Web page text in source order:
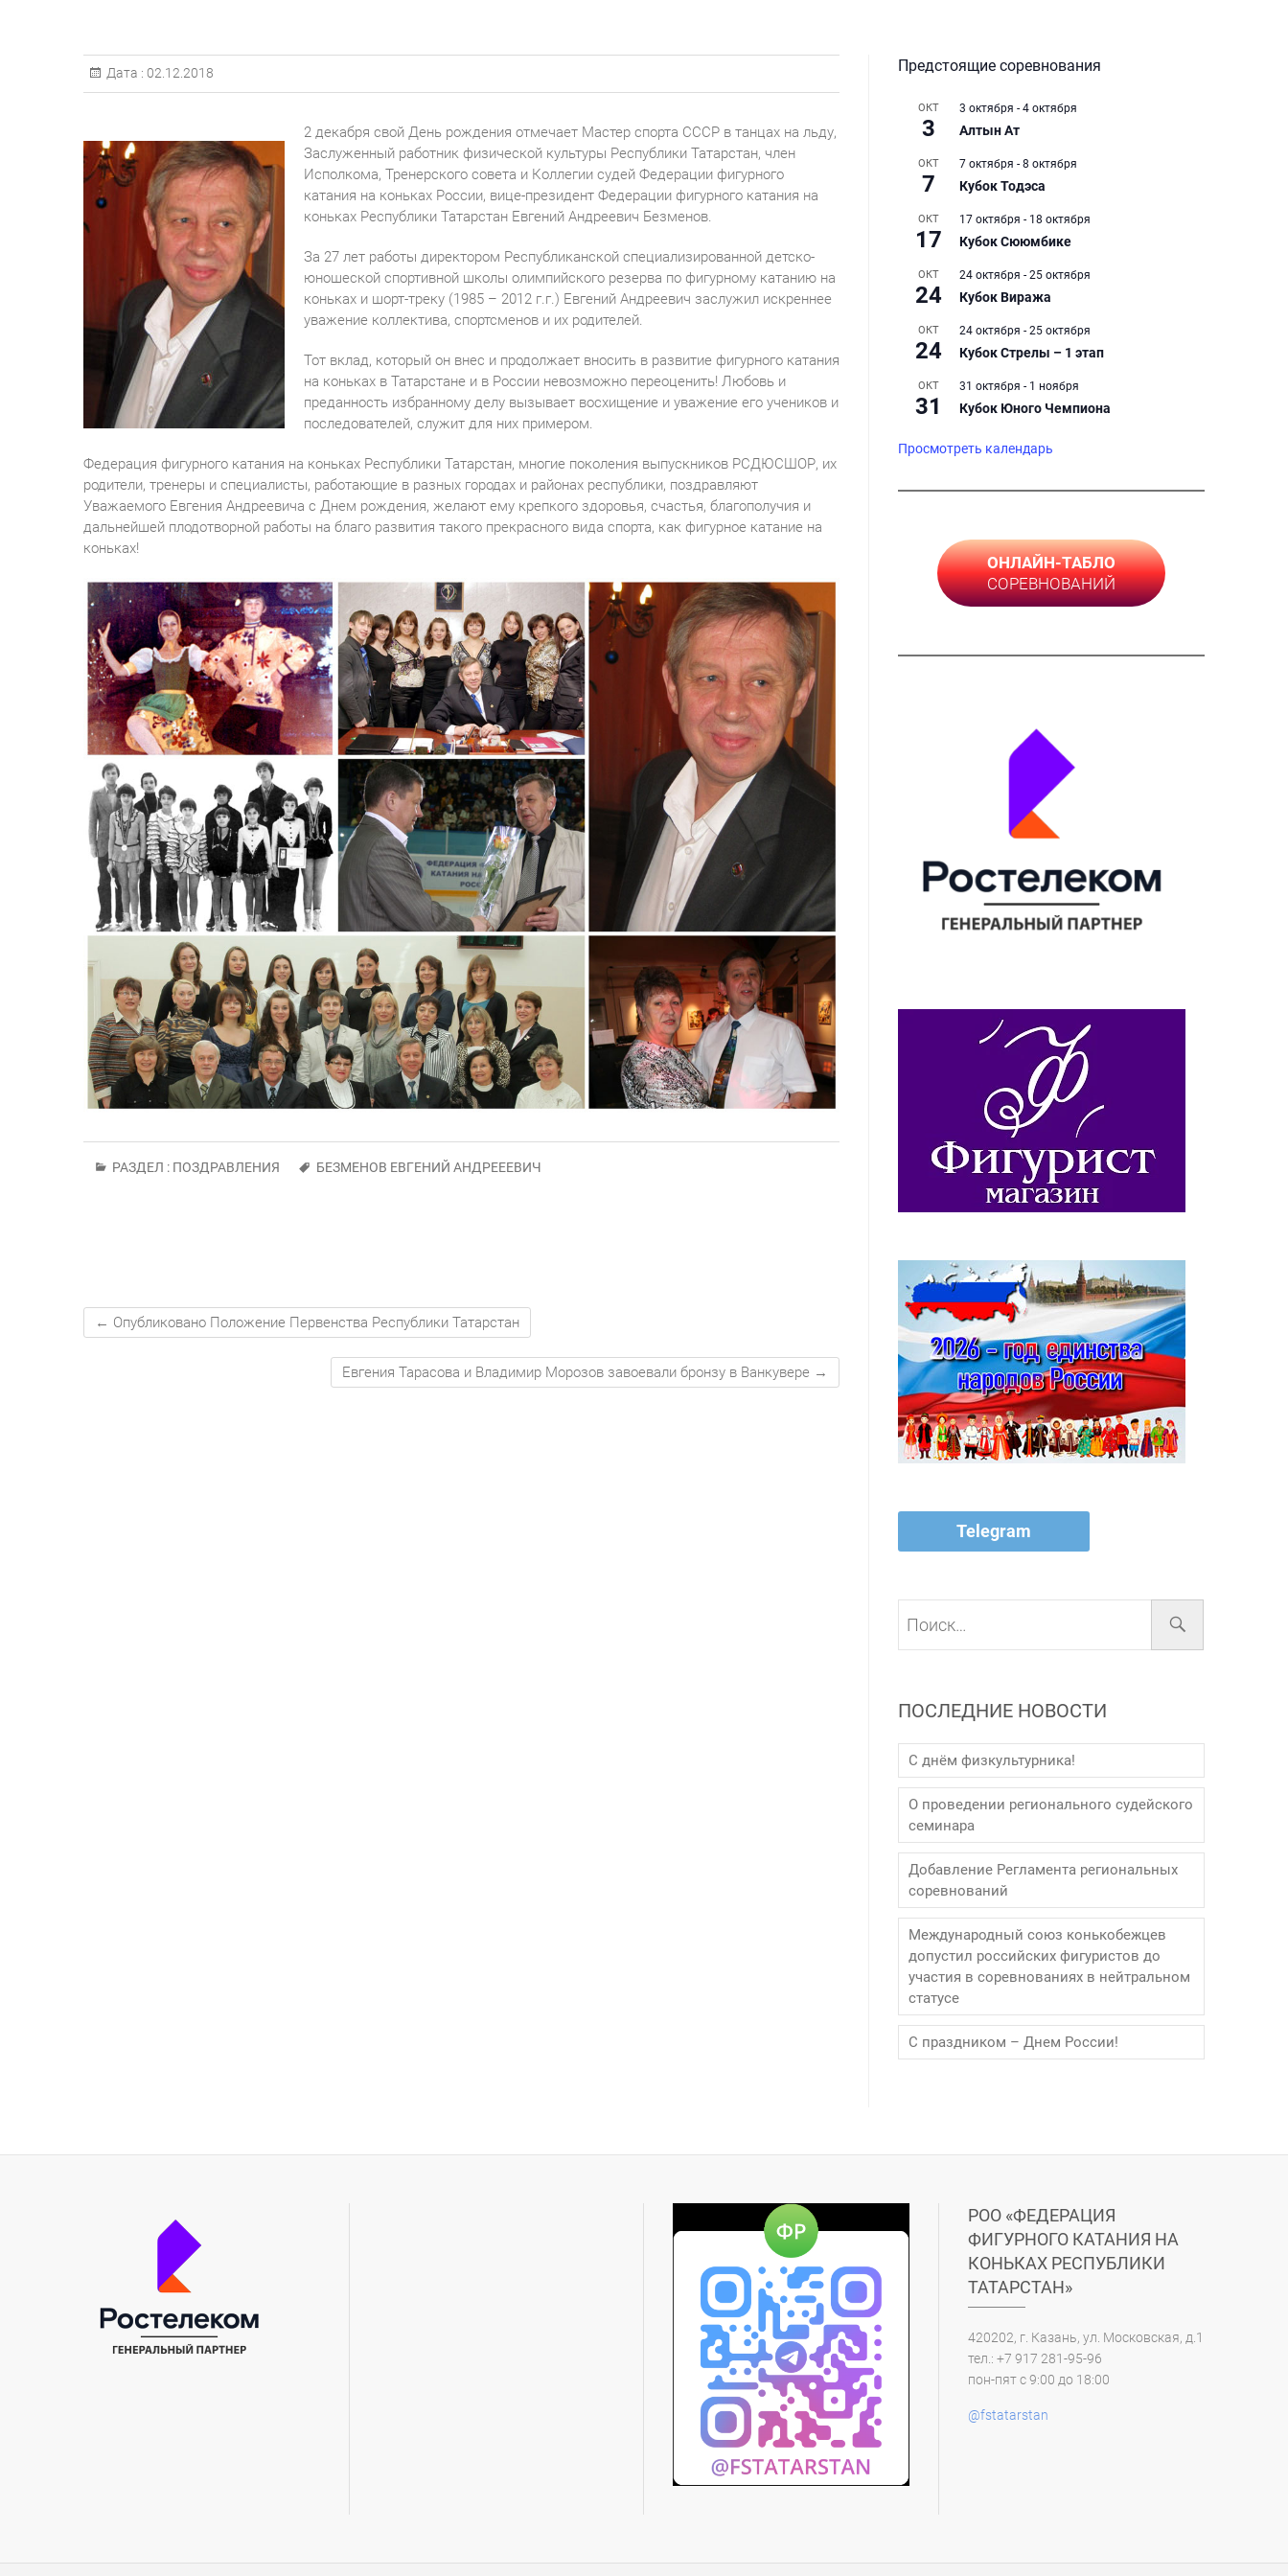
Дата : 02.12.2018
2 декабря свой День рождения отмечает Мастер спорта СССР в танцах на льду,
Заслуженный работник физической культуры Республики Татарстан, член
Исполкома, Тренерского совета и Коллегии судей Федерации фигурного
катания на коньках России, вице-президент Федерации фигурного катания на
коньках Республики Татарстан Евгений Андреевич Безменов.
За 27 лет работы директором Республиканской специализированной детско-
юношеской спортивной школы олимпийского резерва по фигурному катанию на
коньках и шорт-треку (1985 – 2012 г.г.) Евгений Андреевич заслужил искреннее
уважение коллектива, спортсменов и их родителей.
Тот вклад, который он внес и продолжает вносить в развитие фигурного катания
на коньках в Татарстане и в России невозможно переоценить! Любовь и
преданность избранному делу вызывает восхищение и уважение его учеников и
последователей, служит для них примером.
Федерация фигурного катания на коньках Республики Татарстан, многие поколения выпускников РСДЮСШОР, их
родители, тренеры и специалисты, работающие в разных городах и районах республики, поздравляют
Уважаемого Евгения Андреевича с Днем рождения, желают ему крепкого здоровья, счастья, благополучия и
дальнейшей плодотворной работы на благо развития такого прекрасного вида спорта, как фигурное катание на
коньках!
РАЗДЕЛ : ПОЗДРАВЛЕНИЯ БЕЗМЕНОВ ЕВГЕНИЙ АНДРЕЕЕВИЧ
← Опубликовано Положение Первенства Республики Татарстан
Евгения Тарасова и Владимир Морозов завоевали бронзу в Ванкувере →
Предстоящие соревнования
ОКТ
3
3 октября - 4 октября
Алтын Ат
ОКТ
7
7 октября - 8 октября
Кубок Тодэса
ОКТ
17
17 октября - 18 октября
Кубок Сююмбике
ОКТ
24
24 октября - 25 октября
Кубок Виража
ОКТ
24
24 октября - 25 октября
Кубок Стрелы – 1 этап
ОКТ
31
31 октября - 1 ноября
Кубок Юного Чемпиона
Просмотреть календарь
ОНЛАЙН-ТАБЛО
СОРЕВНОВАНИЙ
Telegram
ПОСЛЕДНИЕ НОВОСТИ
С днём физкультурника!
О проведении регионального судейского
семинара
Добавление Регламента региональных
соревнований
Международный союз конькобежцев
допустил российских фигуристов до
участия в соревнованиях в нейтральном
статусе
С праздником – Днем России!
РОО «ФЕДЕРАЦИЯ
ФИГУРНОГО КАТАНИЯ НА
КОНЬКАХ РЕСПУБЛИКИ
ТАТАРСТАН»
420202, г. Казань, ул. Московская, д.1
тел.: +7 917 281-95-96
пон-пят с 9:00 до 18:00
@fstatarstan